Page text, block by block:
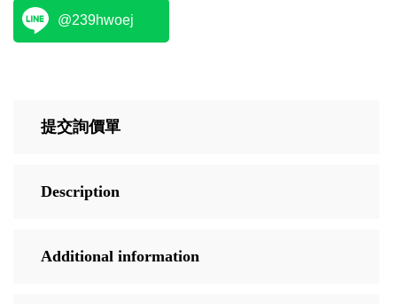
@239hwoej
提交詢價單
Description
Additional information